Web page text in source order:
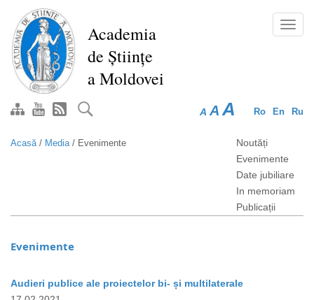
conţinutul
principal
Academia
de Științe
a Moldovei
Ro En Ru
A A A
Acasă/ Media/ Evenimente
Noutăți
Evenimente
Date jubiliare
In memoriam
Publicații
Evenimente
Audieri publice ale proiectelor bi- și multilaterale